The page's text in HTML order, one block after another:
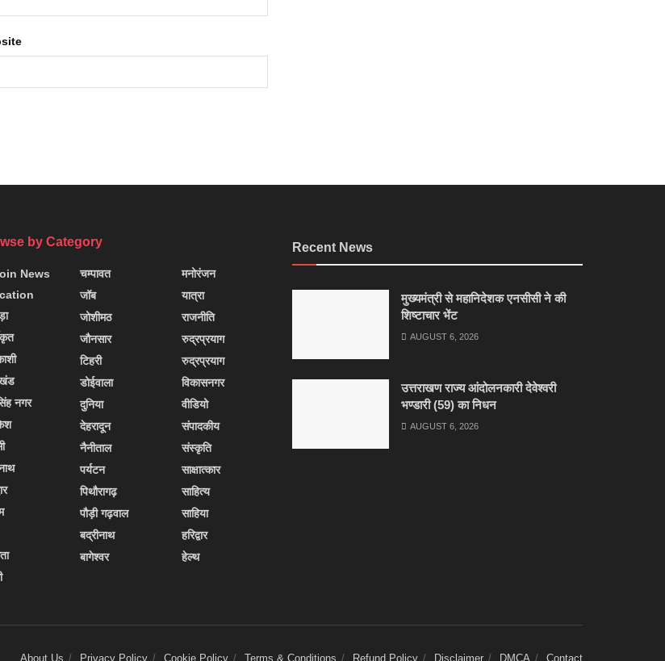
by Category
News
नगर
चम्पावत
जॉब
जोशीमठ
जौनसार
टिहरी
डोईवाला
दुनिया
देहरादून
नैनीताल
पर्यटन
पिथौरागढ़
पौड़ी गढ़वाल
बद्रीनाथ
बागेश्वर
मनोरंजन
यात्रा
राजनीति
रुद्रप्रयाग
रुद्रप्रयाग
विकासनगर
वीडियो
संपादकीय
संस्कृति
साक्षात्कार
साहित्य
साहिया
हरिद्वार
हेल्थ
Recent News
मुख्यमंत्री से महानिदेशक एनसीसी ने की
शिष्टाचार भेंट
AUGUST 6, 2026
उत्तराखण राज्य आंदोलनकारी देवेश्वरी
भण्डारी (59) का निधन
AUGUST 6, 2026
About Us Privacy Policy Cookie Policy Terms & Conditions Refund Policy Disclaimer DMCA Contact